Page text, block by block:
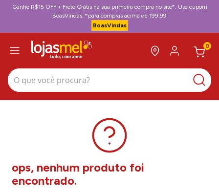
Ganhe R$15 OFF + Frete Grátis na sua primeira compra no site*. Use cupom
BoasVindas. *para compras acima de 199,99
BoasVindas
0
O que você procura?